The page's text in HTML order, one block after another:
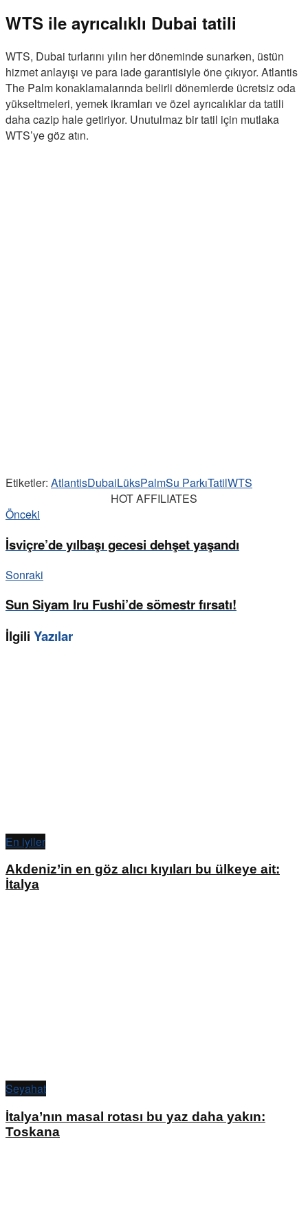
WTS ile ayrıcalıklı Dubai tatili
WTS, Dubai turlarını yılın her döneminde sunarken, üstün
hizmet anlayışı ve para iade garantisiyle öne çıkıyor. Atlantis
The Palm konaklamalarında belirli dönemlerde ücretsiz oda
yükseltmeleri, yemek ikramları ve özel ayrıcalıklar da tatili
daha cazip hale getiriyor. Unutulmaz bir tatil için mutlaka
WTS’ye göz atın.
Etiketler: AtlantisDubaiLüksPalmSu ParkıTatilWTS
HOT AFFILIATES
Önceki
İsviçre’de yılbaşı gecesi dehşet yaşandı
Sonraki
Sun Siyam Iru Fushi’de sömestr fırsatı!
İlgili Yazılar
En iyiler
Akdeniz’in en göz alıcı kıyıları bu ülkeye ait:
İtalya
Seyahat
İtalya’nın masal rotası bu yaz daha yakın:
Toskana